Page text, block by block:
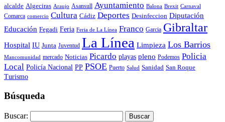
alcalde Algeciras Araujo Asansull Ayuntamiento Balona Brexit Carnaval
Comarca comercio Cultura Cádiz Deportes Desinfeccion Diputación
Educación Fegadi Feria Feria de La Línea Franco Garcia Gibraltar
Hospital IU Junta Juventud La Línea Limpieza Los Barrios
Mancomunidad mercado Noticias Picardo playas pleno Podemos Policia
Local Policía Nacional PP PSOE Puerto Salud Sanidad San Roque
Turismo
Búsqueda
Buscar: